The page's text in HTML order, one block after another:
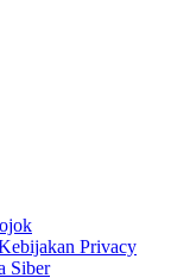
Privacy
Siber